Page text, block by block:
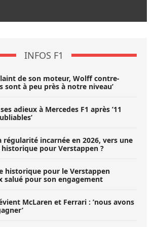
INFOS F1
de son moteur, Wolff contre-
sont à peu près à notre niveau’
adieux à Mercedes F1 après ’11
régularité incarnée en 2026, vers une
pour Verstappen ?
historique pour le Verstappen
salué pour son engagement
McLaren et Ferrari : ’nous avons